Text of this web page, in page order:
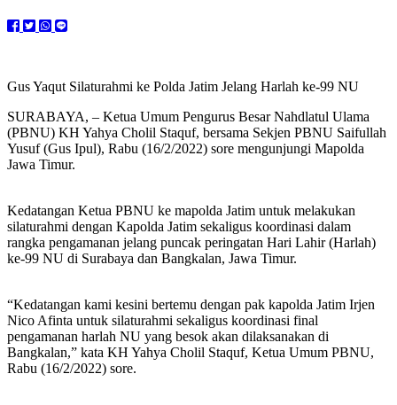
Gus Yaqut Silaturahmi ke Polda Jatim Jelang Harlah ke-99 NU
SURABAYA, – Ketua Umum Pengurus Besar Nahdlatul Ulama
(PBNU) KH Yahya Cholil Staquf, bersama Sekjen PBNU Saifullah
Yusuf (Gus Ipul), Rabu (16/2/2022) sore mengunjungi Mapolda
Jawa Timur.
Kedatangan Ketua PBNU ke mapolda Jatim untuk melakukan
silaturahmi dengan Kapolda Jatim sekaligus koordinasi dalam
rangka pengamanan jelang puncak peringatan Hari Lahir (Harlah)
ke-99 NU di Surabaya dan Bangkalan, Jawa Timur.
“Kedatangan kami kesini bertemu dengan pak kapolda Jatim Irjen
Nico Afinta untuk silaturahmi sekaligus koordinasi final
pengamanan harlah NU yang besok akan dilaksanakan di
Bangkalan,” kata KH Yahya Cholil Staquf, Ketua Umum PBNU,
Rabu (16/2/2022) sore.